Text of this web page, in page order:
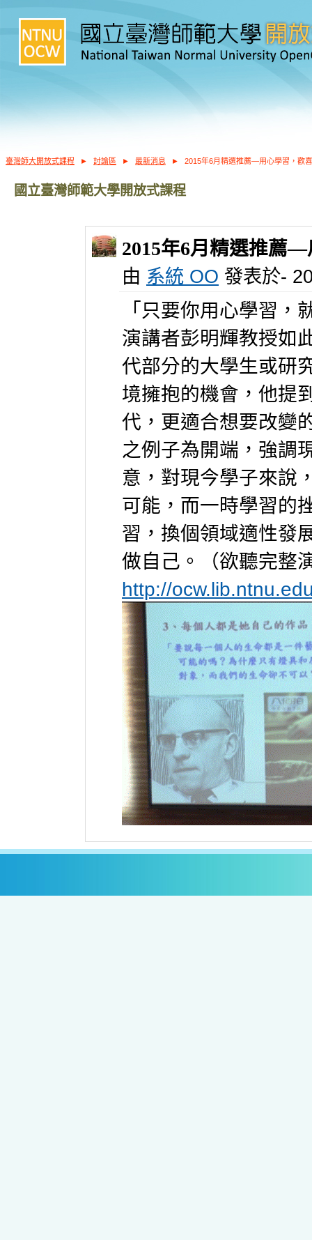
臺灣師大開放式課程 ► 討論區 ► 最新消息 ► 2015年6月精選推薦—用心學習，歡
國立臺灣師範大學開放式課程
2015年6月精選推薦
由 系統 OO 發表於-
「只要你用心學習
演講者彭明輝教授如
代部分的大學生或研
境擁抱的機會，他提
代，更適合想要改變
之例子為開端，強調
意，對現今學子來說
可能，而一時學習的
習，換個領域適性發
做自己。（欲聽完整
http://